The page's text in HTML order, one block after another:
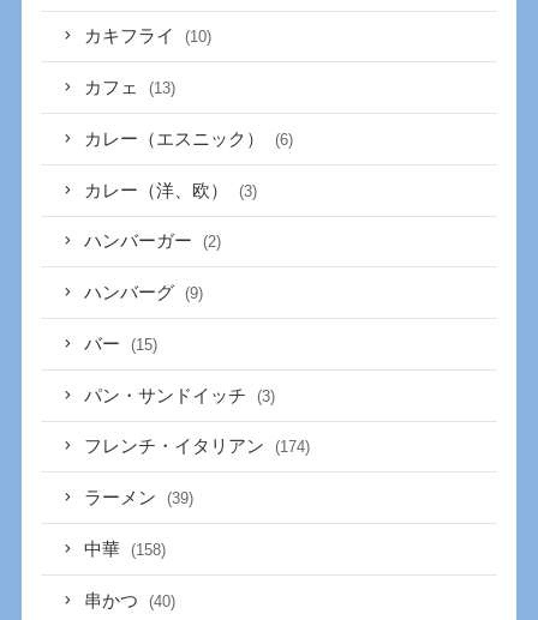
カキフライ (10)
カフェ (13)
カレー（エスニック） (6)
カレー（洋、欧） (3)
ハンバーガー (2)
ハンバーグ (9)
バー (15)
パン・サンドイッチ (3)
フレンチ・イタリアン (174)
ラーメン (39)
中華 (158)
串かつ (40)